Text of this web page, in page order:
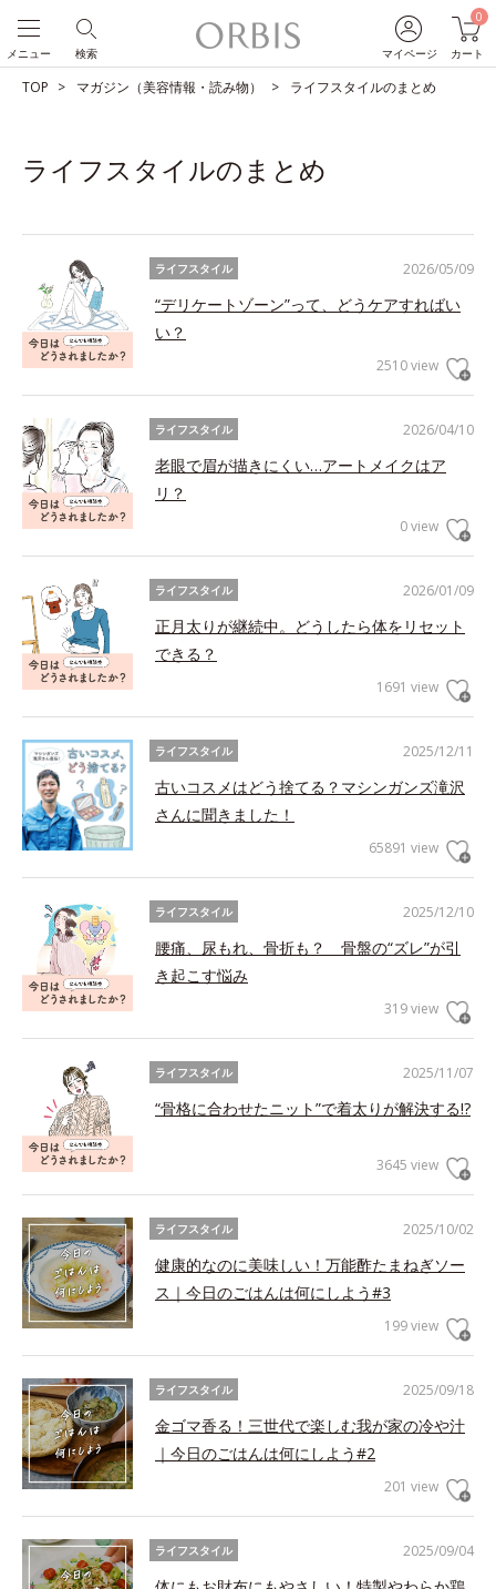
マイページ
0
カート
検索
メニュー
TOP マガジン（美容情報・読み物） ライフスタイルのまとめ
ライフスタイルのまとめ
2026/05/09
ライフスタイル
“デリケートゾーン”って、どうケアすればい
い？
2510 view
2026/04/10
ライフスタイル
老眼で眉が描きにくい…アートメイクはア
リ？
0 view
2026/01/09
ライフスタイル
正月太りが継続中。どうしたら体をリセット
できる？
1691 view
2025/12/11
ライフスタイル
古いコスメはどう捨てる？マシンガンズ滝沢
さんに聞きました！
65891 view
2025/12/10
ライフスタイル
腰痛、尿もれ、骨折も？ 骨盤の“ズレ”が引
き起こす悩み
319 view
2025/11/07
ライフスタイル
“骨格に合わせたニット”で着太りが解決する!?
3645 view
2025/10/02
ライフスタイル
健康的なのに美味しい！万能酢たまねぎソー
ス｜今日のごはんは何にしよう#3
199 view
2025/09/18
ライフスタイル
金ゴマ香る！三世代で楽しむ我が家の冷や汁
｜今日のごはんは何にしよう#2
201 view
2025/09/04
ライフスタイル